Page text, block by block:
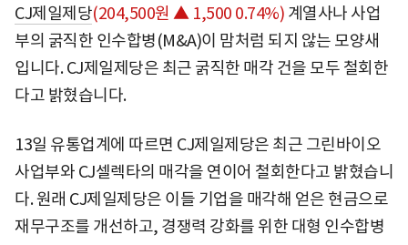
CJ제일제당(204,500원 ▲ 1,500 0.74%) 계열사나 사업
부의 굵직한 인수합병(M&A)이 맘처럼 되지 않는 모양새
입니다. CJ제일제당은 최근 굵직한 매각 건을 모두 철회한
다고 밝혔습니다.
13일 유통업계에 따르면 CJ제일제당은 최근 그린바이오
사업부와 CJ셀렉타의 매각을 연이어 철회한다고 밝혔습니
다. 원래 CJ제일제당은 이들 기업을 매각해 얻은 현금으로
재무구조를 개선하고, 경쟁력 강화를 위한 대형 인수합병